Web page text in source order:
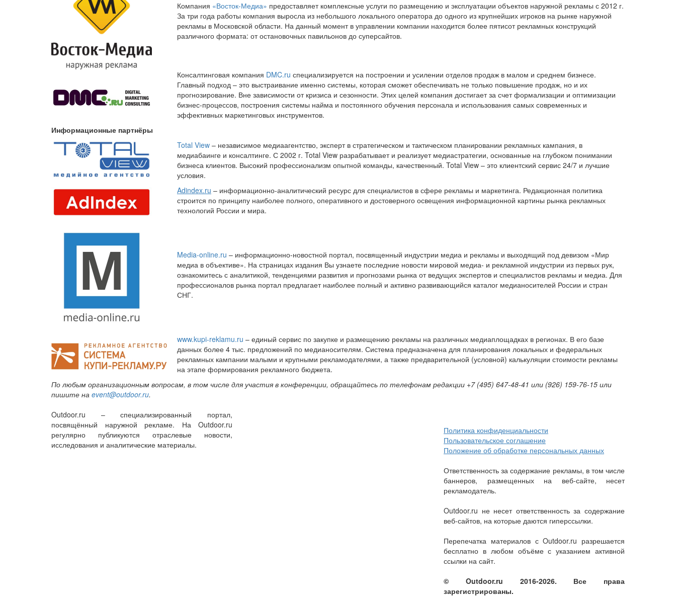
Компания «Восток-Медиа» предоставляет комплексные услуги по размещению и эксплуатации объектов наружной рекламы с 2012 г.
За три года работы компания выросла из небольшого локального оператора до одного из крупнейших игроков на рынке наружной
рекламы в Московской области. На данный момент в управлении компании находится более пятисот рекламных конструкций
различного формата: от остановочных павильонов до суперсайтов.
Консалтинговая компания DMC.ru специализируется на построении и усилении отделов продаж в малом и среднем бизнесе.
Главный подход – это выстраивание именно системы, которая сможет обеспечивать не только повышение продаж, но и их
прогнозирование. Вне зависимости от кризиса и сезонности. Этих целей компания достигает за счет формализации и оптимизации
бизнес-процессов, построения системы найма и постоянного обучения персонала и использования самых современных и
эффективных маркетинговых инструментов.
Информационные партнёры
Total View – независимое медиаагентство, эксперт в стратегическом и тактическом планировании рекламных кампания, в
медиабаинге и консалтинге. С 2002 г. Total View разрабатывает и реализует медиастратегии, основанные на глубоком понимании
бизнеса клиентов. Высокий профессионализм опытной команды, качественный. Total View – это клиентский сервис 24/7 и лучшие
условия.
Adindex.ru – информационно-аналитический ресурс для специалистов в сфере рекламы и маркетинга. Редакционная политика
строится по принципу наиболее полного, оперативного и достоверного освещения информационной картины рынка рекламных
технологий России и мира.
Media-online.ru – информационно-новостной портал, посвященный индустрии медиа и рекламы и выходящий под девизом «Мир
медиа в объективе». На страницах издания Вы узнаете последние новости мировой медиа- и рекламной индустрии из первых рук,
ознакомитесь с аналитикой, тенденциями развития и прогнозами рынка от ведущих экспертов и специалистов рекламы и медиа. Для
профессионалов рынка портал предлагает наиболее полный и активно развивающийся каталог медианосителей России и стран
СНГ.
www.kupi-reklamu.ru – единый сервис по закупке и размещению рекламы на различных медиаплощадках в регионах. В его базе
данных более 4 тыс. предложений по медианосителям. Система предназначена для планирования локальных и федеральных
рекламных кампании малыми и крупными рекламодателями, а также предварительной (условной) калькуляции стоимости рекламы
на этапе формирования рекламного бюджета.
По любым организационным вопросам, в том числе для участия в конференции, обращайтесь по телефонам редакции +7 (495) 647-48-41 или (926) 159-76-15 или
пишите на event@outdoor.ru.
Outdoor.ru – специализированный портал,
посвящённый наружной рекламе. На Outdoor.ru
регулярно публикуются отраслевые новости,
исследования и аналитические материалы.
Политика конфиденциальности
Пользовательское соглашение
Положение об обработке персональных данных
Ответственность за содержание рекламы, в том числе
баннеров, размещенных на веб-сайте, несет
рекламодатель.
Outdoor.ru не несет ответственность за содержание
веб-сайтов, на которые даются гиперссылки.
Перепечатка материалов с Outdoor.ru разрешается
бесплатно в любом объёме с указанием активной
ссылки на сайт.
© Outdoor.ru 2016-2026. Все права
зарегистрированы.